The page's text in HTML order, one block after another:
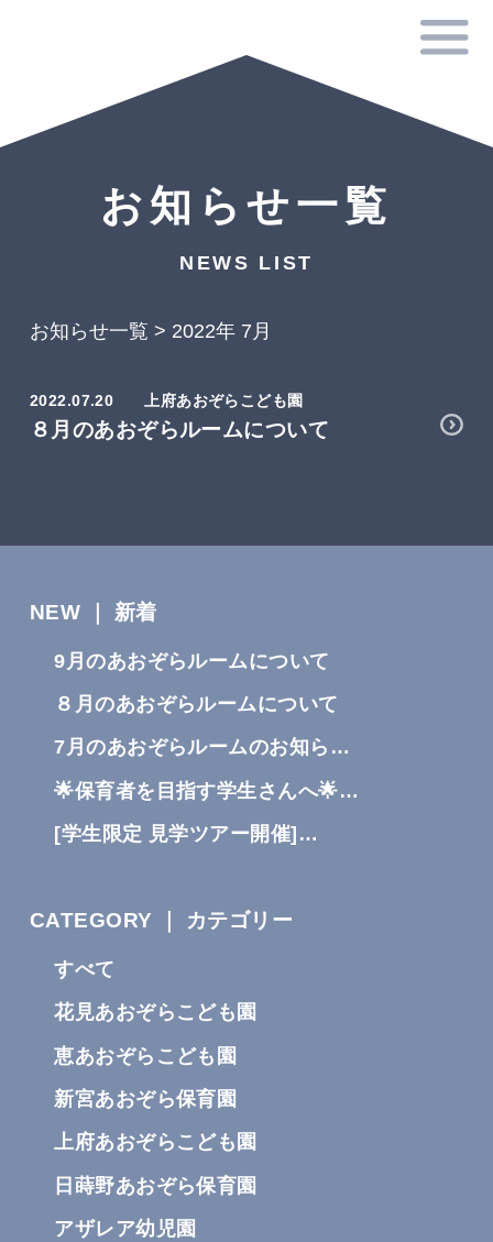
お知らせ一覧
NEWS LIST
お知らせ一覧 > 2022年 7月
2022.07.20 上府あおぞらこども園
８月のあおぞらルームについて
NEW ｜ 新着
9月のあおぞらルームについて
８月のあおぞらルームについて
7月のあおぞらルームのお知ら…
🌟保育者を目指す学生さんへ🌟…
[学生限定 見学ツアー開催]…
CATEGORY ｜ カテゴリー
すべて
花見あおぞらこども園
恵あおぞらこども園
新宮あおぞら保育園
上府あおぞらこども園
日蒔野あおぞら保育園
アザレア幼児園